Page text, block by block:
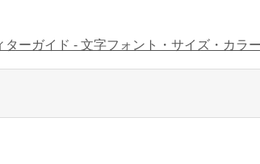
ターガイド - 文字フォント・サイズ・カラー